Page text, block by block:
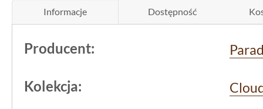
bezpieczeństwo
Ten produkt jest przystosowany do
wilgoć czy zmienne warunki
Informacje Dostępność
Producent:
Kolekcja: